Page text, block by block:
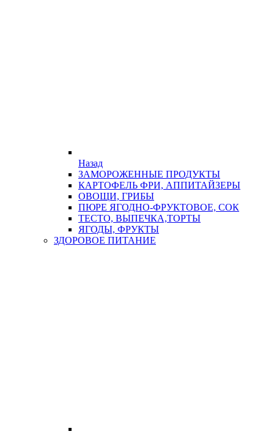
Назад
ЗАМОРОЖЕННЫЕ ПРОДУКТЫ
КАРТОФЕЛЬ ФРИ, АППИТАЙЗЕРЫ
ОВОЩИ, ГРИБЫ
ПЮРЕ ЯГОДНО-ФРУКТОВОЕ, СОК
ТЕСТО, ВЫПЕЧКА,ТОРТЫ
ЯГОДЫ, ФРУКТЫ
ЗДОРОВОЕ ПИТАНИЕ